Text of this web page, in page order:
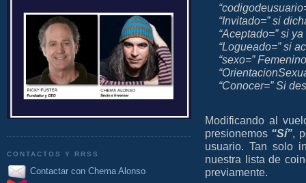
CONTACTOS Y RRSS
Contactar con Chema Alonso
“Invitado=” si
“Aceptado=” si
“Logueado=” si
“sexo=”
“Conocer=” Si
Modificando al
presionemos “Sí”,
usuario. Tan solo
nuestra lista de
previamente.